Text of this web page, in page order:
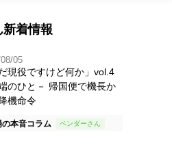
着情報
05
だ現役ですけど何か」vol.4
のひと－ 帰国便で機長か
機命令
の本音コラム